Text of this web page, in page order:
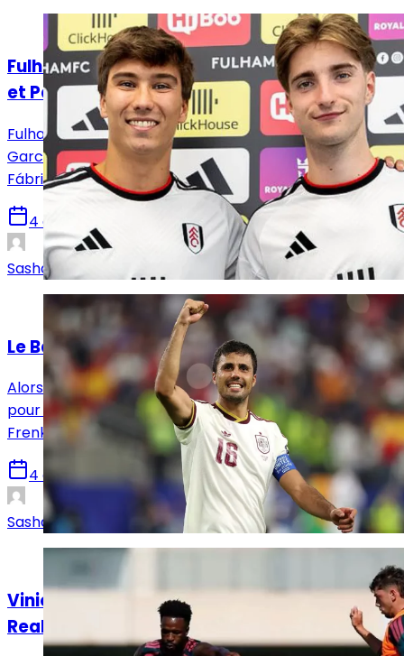
Mercato
Fulham, nouvelle terre d’accueil de Gonzalo
et Palacios
Fulham a officialisé hier soir les arrivées de Gonzalo
García et César Palacios, deux pur produits de la
Fábrica qui retrouvent Álvaro Arbeloa outre-Manche.
4 août 2026
Sasha Laquitaine
Mercato
Le Barça s’invite dans le dossier Rodri
Alors que le Real Madrid négocie avec Manchester City
pour Rodri, le FC Barcelone profite de la blessure de
Frenkie de Jong pour se positionner.
4 août 2026
Sasha Laquitaine
Mercato
Vinicius Jr prêt à faire un geste envers le
Real Madrid ?